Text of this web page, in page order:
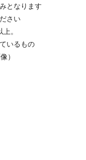
となります
さい
。
いるもの
）